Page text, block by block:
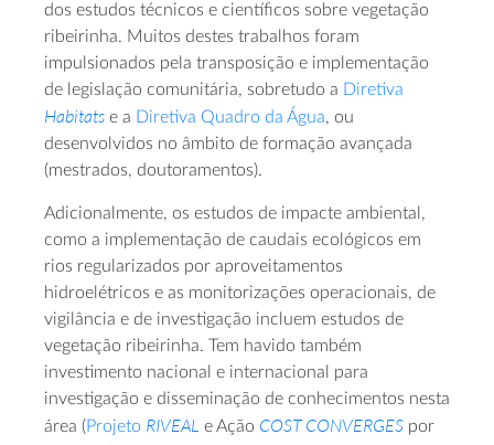
dos estudos técnicos e científicos sobre vegetação
ribeirinha. Muitos destes trabalhos foram
impulsionados pela transposição e implementação
de legislação comunitária, sobretudo a Diretiva
Habitats e a Diretiva Quadro da Água, ou
desenvolvidos no âmbito de formação avançada
(mestrados, doutoramentos).
Adicionalmente, os estudos de impacte ambiental,
como a implementação de caudais ecológicos em
rios regularizados por aproveitamentos
hidroelétricos e as monitorizações operacionais, de
vigilância e de investigação incluem estudos de
vegetação ribeirinha. Tem havido também
investimento nacional e internacional para
investigação e disseminação de conhecimentos nesta
área (Projeto RIVEAL e Ação COST CONVERGES por